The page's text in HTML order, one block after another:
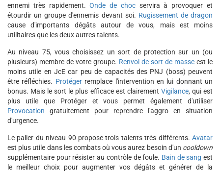
ennemi très rapidement.Onde de chocservira à provoquer et
étourdir un groupe d'ennemis devant soi. Rugissement de dragon
cause d'importants dégâts autour de vous, mais est moins
utilitaires que les deux autres talents.
Au niveau 75, vous choisissez un sort de protection sur un (ou
plusieurs) membre de votre groupe. Renvoi de sort de masse est le
moins utile en JcE car peu de capacités des PNJ (boss) peuvent
être réfléchies. Protégerremplace l'intervention en lui donnant un
bonus. Mais le sort le plus efficace est clairement Vigilance, qui est
plus utile que Protéger et vous permet également d'utiliser
Provocation gratuitement pour reprendre l'aggro en situation
d'urgence.
Le palier du niveau 90 propose trois talents très différents. Avatar
est plus utile dans les combats où vous aurez besoin d'un cooldown
supplémentaire pour résister au contrôle de foule. Bain de sang est
le meilleur choix pour augmenter vos dégâts et générer de la